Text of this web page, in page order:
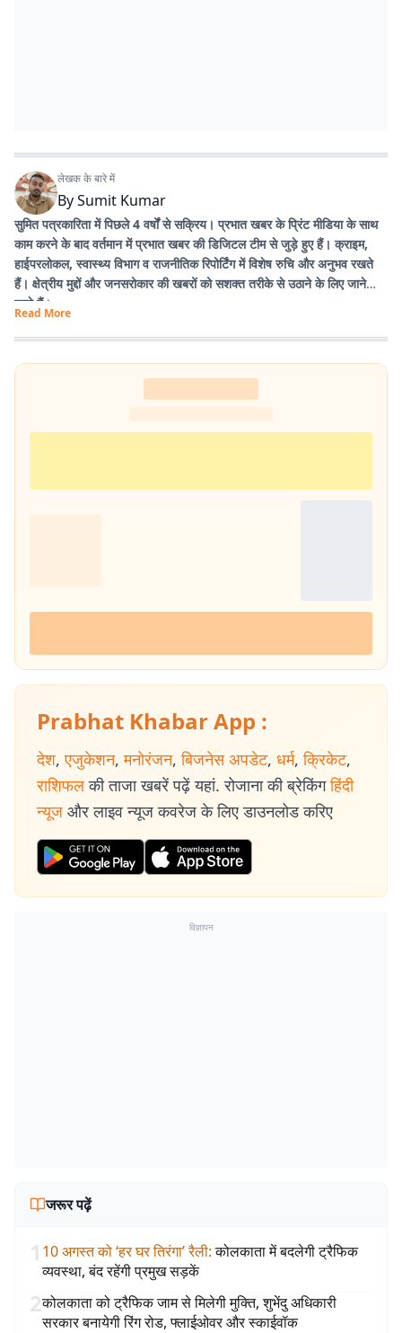
लेखक के बारे में
BySumit Kumar
सुमित पत्रकारिता में पिछले 4 वर्षों से सक्रिय। प्रभात खबर के प्रिंट मीडिया के साथ
काम करने के बाद वर्तमान में प्रभात खबर की डिजिटल टीम से जुड़े हुए हैं। क्राइम,
हाईपरलोकल, स्वास्थ्य विभाग व राजनीतिक रिपोर्टिंग में विशेष रुचि और अनुभव रखते
हैं। क्षेत्रीय मुद्दों और जनसरोकार की खबरों को सशक्त तरीके से उठाने के लिए जाने
जाते हैं।
Read More
Prabhat Khabar App :
देश, एजुकेशन, मनोरंजन, बिजनेस अपडेट, धर्म, क्रिकेट,
राशिफल की ताजा खबरें पढ़ें यहां. रोजाना की ब्रेकिंग हिंदी
न्यूज और लाइव न्यूज कवरेज के लिए डाउनलोड करिए
विज्ञापन
जरूर पढ़ें
1 10 अगस्त को ‘हर घर तिरंगा’ रैली: कोलकाता में बदलेगी ट्रैफिक
व्यवस्था, बंद रहेंगी प्रमुख सड़कें
2कोलकाता को ट्रैफिक जाम से मिलेगी मुक्ति, शुभेंदु अधिकारी
सरकार बनायेगी रिंग रोड, फ्लाईओवर और स्काईवॉक